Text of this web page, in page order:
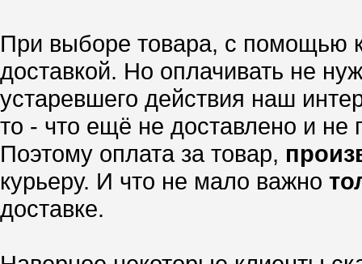
При выборе товара, с помощью
доставкой. Но оплачивать не
устаревшего действия наш
то - что ещё не доставлено и не
Поэтому оплата за товар,
курьеру. И что не мало важно
доставке.